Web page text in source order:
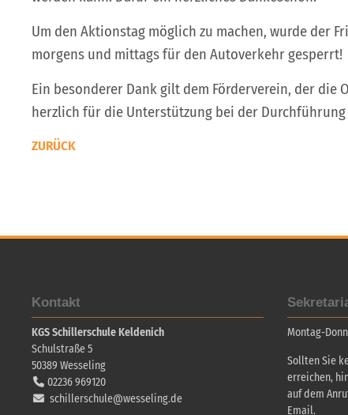
Um den Aktionstag möglich zu machen, wurde der
morgens und mittags für den Autoverkehr gesperrt!
Ein besonderer Dank gilt dem Förderverein, der
herzlich für die Unterstützung bei der Durchführung
ZURÜCK
Kontakt
KGS Schillerschule Keldenich
Schulstraße 5
50389 Wesseling
02236 969120
schillerschule@wesseling.de
Montag-
Sollten Sie
erreichen,
auf dem
Email.